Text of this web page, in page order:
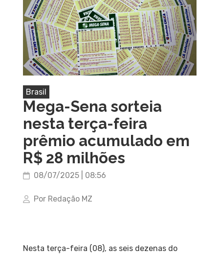
Brasil
Mega-Sena sorteia
nesta terça-feira
prêmio acumulado em
R$ 28 milhões
08/07/2025 | 08:56
Por Redação MZ
Nesta terça-feira (08), as seis dezenas do